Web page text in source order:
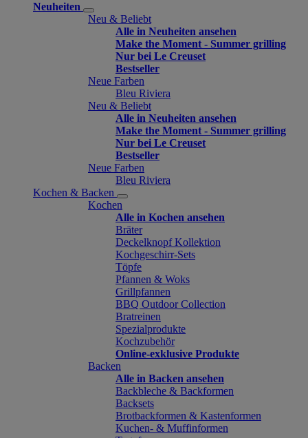
Neuheiten
Neu & Beliebt
Alle in Neuheiten ansehen
Make the Moment - Summer grilling
Nur bei Le Creuset
Bestseller
Neue Farben
Bleu Riviera
Neu & Beliebt
Alle in Neuheiten ansehen
Make the Moment - Summer grilling
Nur bei Le Creuset
Bestseller
Neue Farben
Bleu Riviera
Kochen & Backen
Kochen
Alle in Kochen ansehen
Bräter
Deckelknopf Kollektion
Kochgeschirr-Sets
Töpfe
Pfannen & Woks
Grillpfannen
BBQ Outdoor Collection
Bratreinen
Spezialprodukte
Kochzubehör
Online-exklusive Produkte
Backen
Alle in Backen ansehen
Backbleche & Backformen
Backsets
Brotbackformen & Kastenformen
Kuchen- & Muffinformen